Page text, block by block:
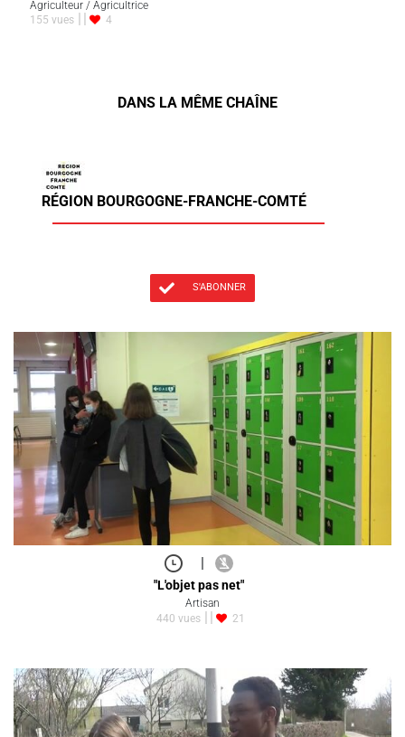
Agriculteur / Agricultrice
155 vues
4
DANS LA MÊME CHAÎNE
RÉGION BOURGOGNE-FRANCHE-COMTÉ
S'ABONNER
|
"L'objet pas net"
Artisan
440 vues
21